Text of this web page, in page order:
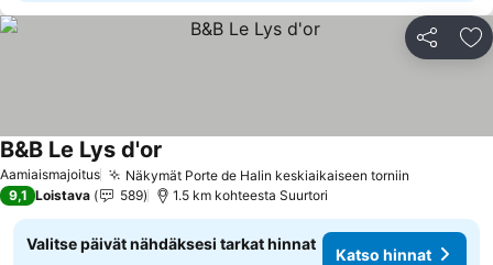
Jaa
Aamiaismajoitus Näkymät Porte de Halin keskiaikaiseen torniin
B&B Le Lys d'or
9,1 Loistava 589 1.5 km kohteesta Suurtori
Valitse päivät nähdäksesi tarkat hinnat
Katso hinnat